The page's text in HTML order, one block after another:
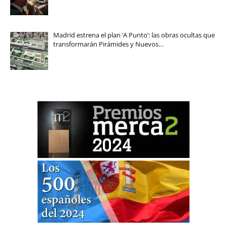
Madrid estrena el plan ‘A Punto’: las obras ocultas que
transformarán Pirámides y Nuevos…